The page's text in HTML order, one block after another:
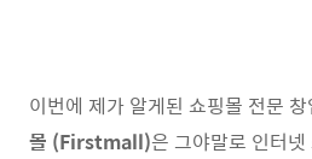
이번에 제가 알게된 쇼핑몰 전문
몰 (Firstmall)은 그야말로 인터